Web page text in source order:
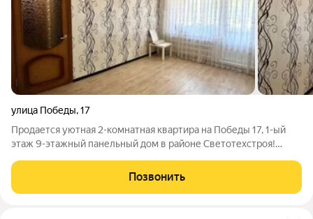
улица Победы,17
Продается уютная 2-комнатная квартира на Победы 17, 1-ый
этаж 9-этажный панельный дом в районе Светотехстроя!
кв.м. Просторные изолированные комнаты площадью 16,6 кв.м
и 14 кв.м обеспечат вам
Позвонить